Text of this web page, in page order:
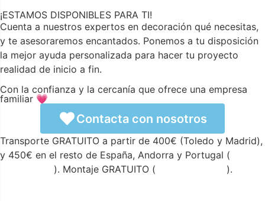
¡ESTAMOS DISPONIBLES PARA TI!
Cuenta a nuestros expertos en decoración qué necesitas,
y te asesoraremos encantados. Ponemos a tu disposición
la mejor ayuda personalizada para hacer tu proyecto
realidad de inicio a fin.
Con la confianza y la cercanía que ofrece una empresa
familiar 💗
Contacta con nosotros
Transporte GRATUITO a partir de 400€ (Toledo y Madrid),
y 450€ en el resto de España, Andorra y Portugal (
). Montaje GRATUITO ( ).